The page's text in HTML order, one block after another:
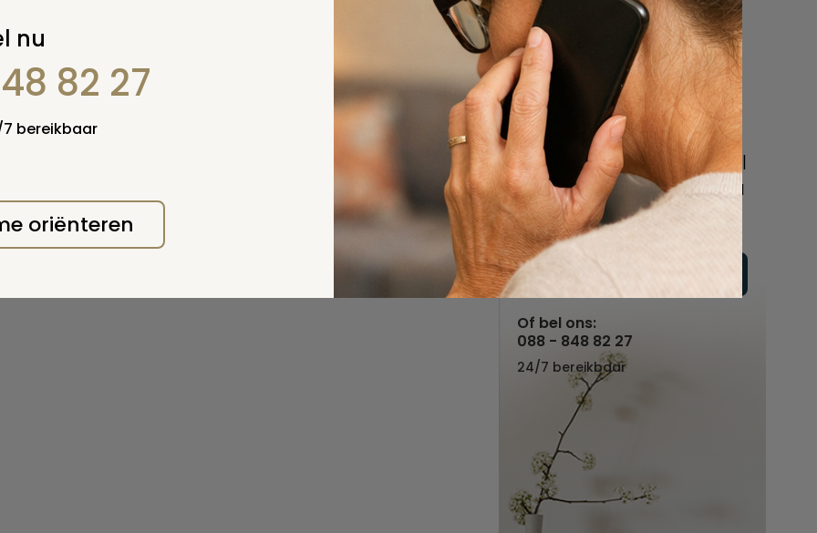
Nu
een uitvaart
regelen
Beschrijf uw wensen
online of bel ons geheel
vrijblijvend voor hulp na
een overlijden.
Vul hier uw wensen in
Of bel ons:
088 - 848 82 27
24/7 bereikbaar
nu
82 27
bereikbaar
oriënteren